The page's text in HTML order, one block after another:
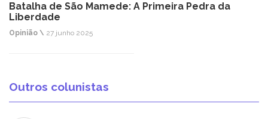
Batalha de São Mamede: A Primeira Pedra da
Liberdade
Opinião \ 27 junho 2025
Outros colunistas